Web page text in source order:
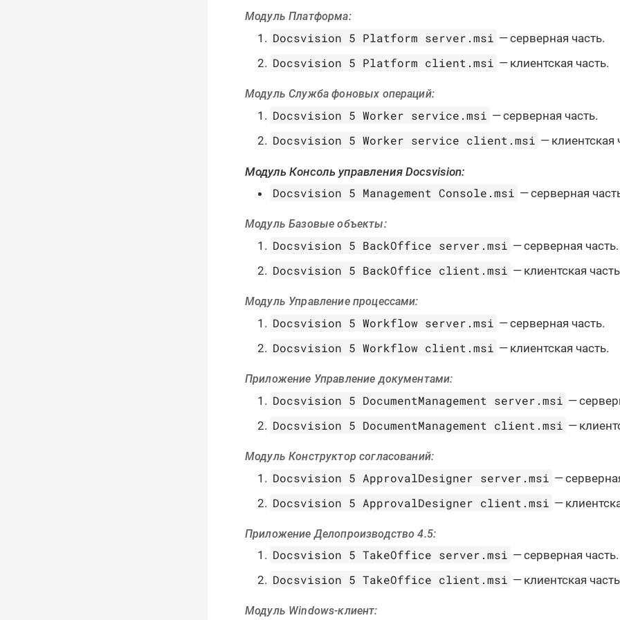
Модуль Платформа:
Docsvision 5 Platform server.msi — серверная часть.
Docsvision 5 Platform client.msi — клиентская часть.
Модуль Служба фоновых операций:
Docsvision 5 Worker service.msi — серверная часть.
Docsvision 5 Worker service client.msi — клиентская
Модуль Консоль управления Docsvision:
Docsvision 5 Management Console.msi — серверная
Модуль Базовые объекты:
Docsvision 5 BackOffice server.msi — серверная часть.
Docsvision 5 BackOffice client.msi — клиентская
Модуль Управление процессами:
Docsvision 5 Workflow server.msi — серверная часть.
Docsvision 5 Workflow client.msi — клиентская часть.
Приложение Управление документами:
Docsvision 5 DocumentManagement server.msi —
Docsvision 5 DocumentManagement client.msi —
Модуль Конструктор согласований:
Docsvision 5 ApprovalDesigner server.msi —
Docsvision 5 ApprovalDesigner client.msi —
Приложение Делопроизводство 4.5:
Docsvision 5 TakeOffice server.msi — серверная часть.
Docsvision 5 TakeOffice client.msi — клиентская
Модуль Windows-клиент: